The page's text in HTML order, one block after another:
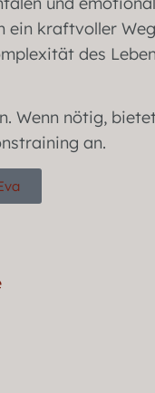
kraftvoller
des
Wenn nötig,
an.